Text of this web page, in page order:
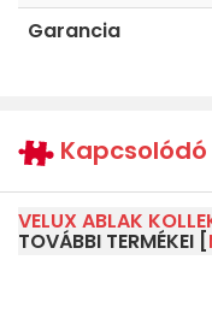
Garancia
VELUX ABLAK
TOVÁBBI TERMÉKEI [